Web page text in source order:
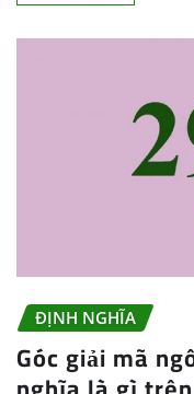
ĐỊNH NGHĨA
Góc giải mã